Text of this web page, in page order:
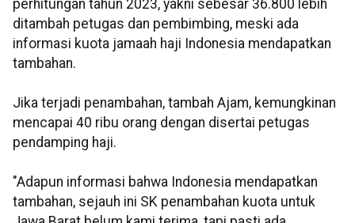
perhitungan tahun 2023, yakni sebesar 36.800 lebih
ditambah petugas dan pembimbing, meski ada
informasi kuota jamaah haji Indonesia mendapatkan
tambahan.
Jika terjadi penambahan, tambah Ajam, kemungkinan
mencapai 40 ribu orang dengan disertai petugas
pendamping haji.
"Adapun informasi bahwa Indonesia mendapatkan
tambahan, sejauh ini SK penambahan kuota untuk